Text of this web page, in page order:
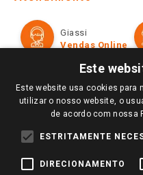
Televendas
Perguntas frequentes
Trabalhe Conosco
Identidade Visual
Formas de Pagamento
Políticas de entrega
Trocas e Devoluções
Giassi
Vendas Online
Redes Sociais
Este
Este website usa cookies para
utilizar o nosso website, o
de acordo com nossa
ESTRITAMENTE
DIRECIONAMENTO